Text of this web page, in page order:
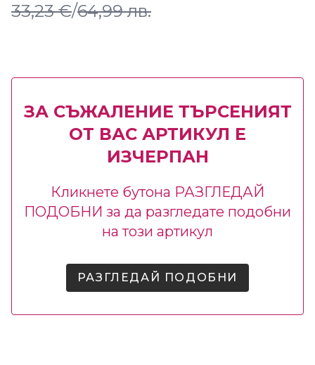
33,23 €/64,99 лв.
ЗА СЪЖАЛЕНИЕ ТЪРСЕНИЯТ
ОТ ВАС АРТИКУЛ Е
ИЗЧЕРПАН
Кликнете бутона РАЗГЛЕДАЙ
ПОДОБНИ за да разгледате подобни
на този артикул
РАЗГЛЕДАЙ ПОДОБНИ